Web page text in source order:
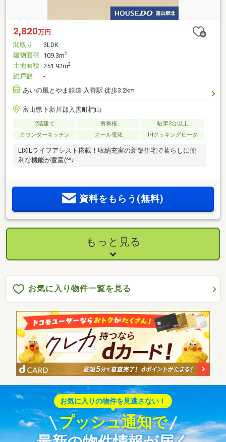
2,820万円
間取り
3LDK
建物面積 109.3m2
土地面積 251.92m2
総戸数
-
あいの風とやま鉄道 入善駅 徒歩3.2km
富山県下新川郡入善町椚山
2階建て 所有権
駐車2台以上
カウンターキッチン
オール電化 IHクッキングヒータ
LIXILライフアシスト搭載！収納充実の新築住宅で暮らしに便
利な機能が豊富(^^♪
資料をもらう(無料)
もっと見る
お気に入り物件一覧を見る
お気に入りの物件を見逃さない！
プッシュ通知で